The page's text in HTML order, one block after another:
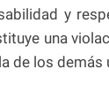
y
una
de los demás